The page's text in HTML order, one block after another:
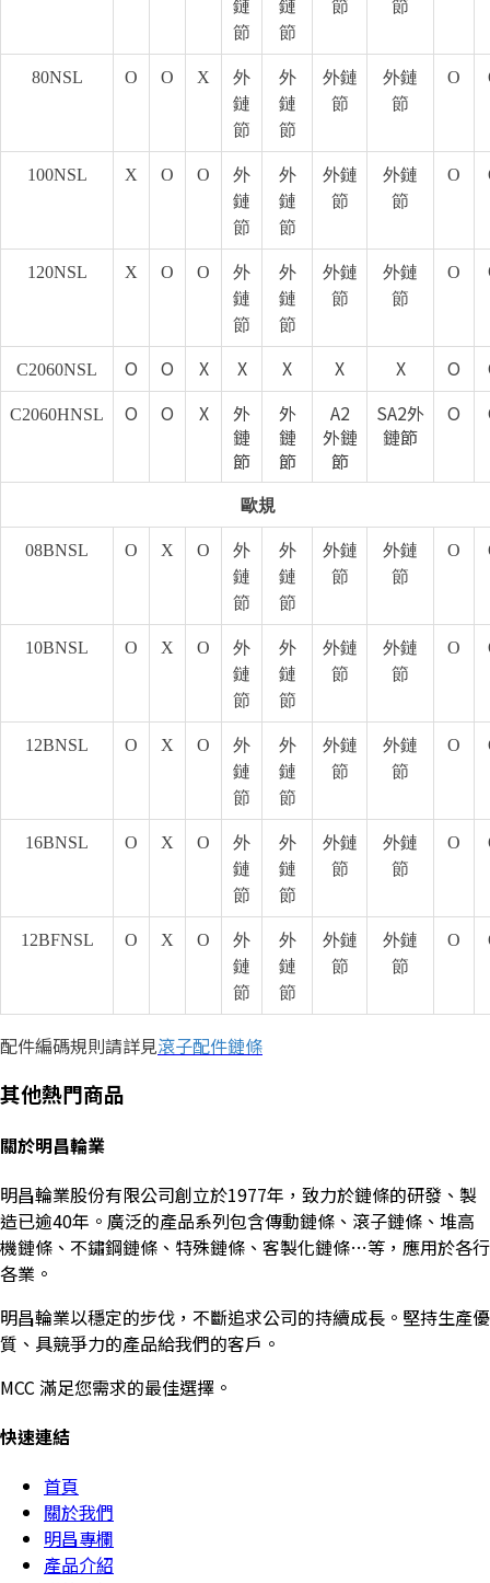
鏈
節
鏈
節
節 節
80NSL O O X
外
鏈
節
外
鏈
節
外鏈
節
外鏈
節
O
100NSL X O O
外
鏈
節
外
鏈
節
外鏈
節
外鏈
節
O
120NSL X O O
外
鏈
節
外
鏈
節
外鏈
節
外鏈
節
O
C2060NSL O O X X X X X O
C2060HNSL O O X
外
鏈
節
外
鏈
節
A2
外鏈
節
SA2外
鏈節
O
歐規
08BNSL O X O
外
鏈
節
外
鏈
節
外鏈
節
外鏈
節
O
10BNSL O X O
外
鏈
節
外
鏈
節
外鏈
節
外鏈
節
O
12BNSL O X O
外
鏈
節
外
鏈
節
外鏈
節
外鏈
節
O
16BNSL O X O
外
鏈
節
外
鏈
節
外鏈
節
外鏈
節
O
12BFNSL O X O
外
鏈
節
外
鏈
節
外鏈
節
外鏈
節
O
配件編碼規則請詳見滾子配件鏈條
其他熱門商品
關於明昌輪業
明昌輪業股份有限公司創立於1977年，致力於鏈條的研發、製
造已逾40年。廣泛的產品系列包含傳動鏈條、滾子鏈條、堆高
機鏈條、不鏽鋼鏈條、特殊鏈條、客製化鏈條…等，應用於各行
各業。
明昌輪業以穩定的步伐，不斷追求公司的持續成長。堅持生產優
質、具競爭力的產品給我們的客戶。
MCC 滿足您需求的最佳選擇。
快速連結
首頁
關於我們
明昌專欄
產品介紹